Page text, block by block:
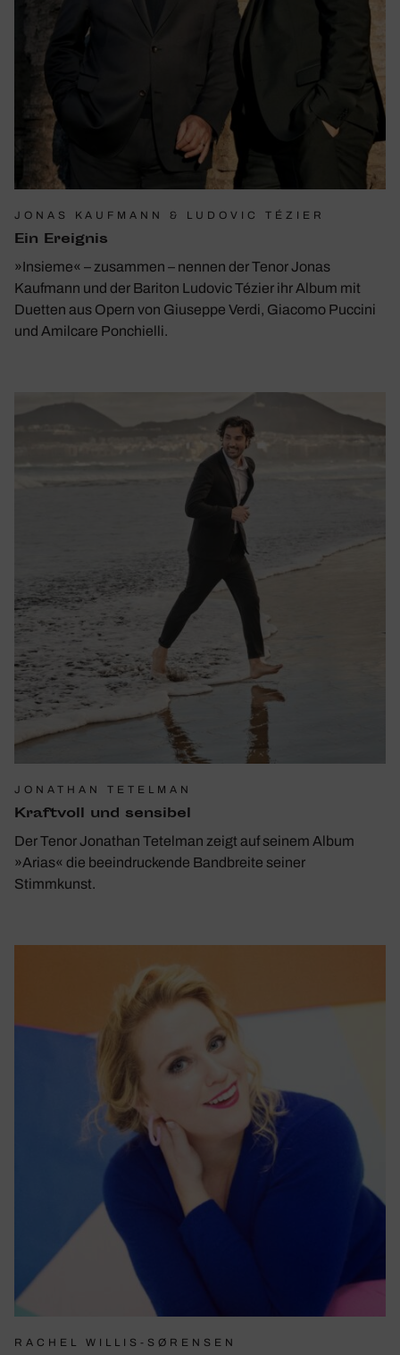
JONAS KAUFMANN & LUDOVIC TÉZIER
Ein Ereignis
»Insieme« – zusammen – nennen der Tenor Jonas
Kaufmann und der Bariton Ludovic Tézier ihr Album mit
Duetten aus Opern von Giuseppe Verdi, Giacomo Puccini
und Amilcare Ponchielli.
JONATHAN TETELMAN
Kraft­voll und sensibel
Der Tenor Jonathan Tetelman zeigt auf seinem Album
»Arias« die beeindruckende Bandbreite seiner
Stimmkunst.
RACHEL WILLIS-SØRENSEN